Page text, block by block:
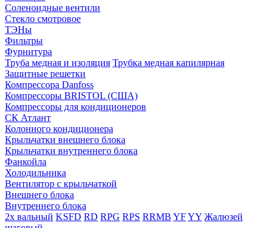
Соленоидные вентили
Стекло смотровое
ТЭНы
Фильтры
Фурнитура
Труба медная и изоляция Трубка медная капилярная
Защитные решетки
Компрессора Danfoss
Компрессоры BRISTOL (США)
Компрессоры для кондиционеров
СК Атлант
Колонного кондиционера
Крыльчатки внешнего блока
Крыльчатки внутреннего блока
Фанкойла
Холодильника
Вентилятор с крыльчаткой
Внешнего блока
Внутреннего блока
2х вальный KSFD RD RPG RPS RRMB YFYY Жалюзей